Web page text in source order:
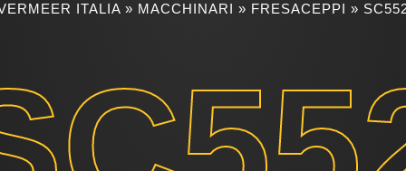
ITALIA » MACCHINARI » FRESACEPPI »